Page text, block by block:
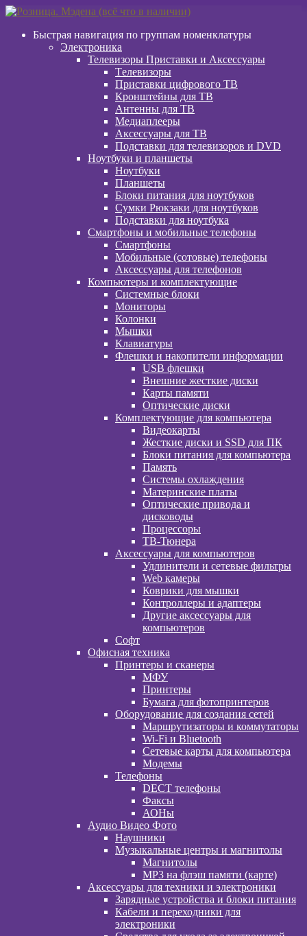
Перейти
навигации
Перейти
содержимому
Быстрая навигация по группам номенклатуры
Электроника
Телевизоры Приставки и Аксессуары
Tелевизоры
Приставки цифрового ТВ
Кронштейны для ТВ
Антенны для ТВ
Медиаплееры
Аксессуары для ТВ
Подставки для телевизоров и DVD
Ноутбуки и планшеты
Ноутбуки
Планшеты
Блоки питания для ноутбуков
Сумки Рюкзаки для ноутбуков
Подставки для ноутбука
Смартфоны и мобильные телефоны
Смартфоны
Мобильные (сотовые) телефоны
Аксессуары для телефонов
Компьютеры и комплектующие
Системные блоки
Мониторы
Колонки
Мышки
Клавиатуры
Флешки и накопители информации
USB флешки
Внешние жесткие диски
Карты памяти
Оптические диски
Комплектующие для компьютера
Видеокарты
Жесткие диски и SSD для ПК
Блоки питания для компьютера
Память
Системы охлаждения
Материнские платы
Оптические привода и
дисководы
Процессоры
ТВ-Тюнера
Аксессуары для компьютеров
Удлинители и сетевые фильтры
Web камеры
Коврики для мышки
Контроллеры и адаптеры
Другие аксессуары для
компьютеров
Софт
Офисная техника
Принтеры и сканеры
МФУ
Принтеры
Бумага для фотопринтеров
Оборудование для создания сетей
Маршрутизаторы и коммутаторы
Wi-Fi и Bluetooth
Сетевые карты для компьютера
Модемы
Телефоны
DECT телефоны
Факсы
АОНы
Аудио Видео Фото
Наушники
Музыкальные центры и магнитолы
Магнитолы
MP3 на флэш памяти (карте)
Аксессуары для техники и электроники
Зарядные устройства и блоки питания
Кабели и переходники для
электроники